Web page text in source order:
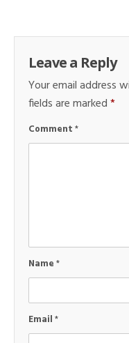
Leave a Reply
Your email address
fields are marked*
Comment*
Name*
Email*